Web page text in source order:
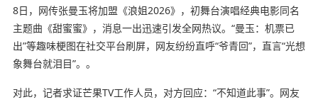
8日，网传张曼玉将加盟《浪姐2026》，初舞台演唱经典电影同名
主题曲《甜蜜蜜》，消息一出迅速引发全网热议。“曼玉：机票已
出”等趣味梗图在社交平台刷屏，网友纷纷直呼“爷青回”，直言“光想
象舞台就泪目”。。
对此，记者求证芒果TV工作人员，对方回应：“不知道此事”。网友